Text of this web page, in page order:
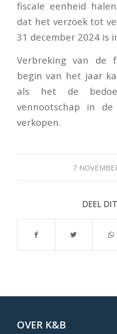
fiscale eenheid
dat het verzoek tot
31 december 2024 is
Verbreking van de
begin van het jaar
als het de
vennootschap in
verkopen.
7 /
DEEL
OVER K&B